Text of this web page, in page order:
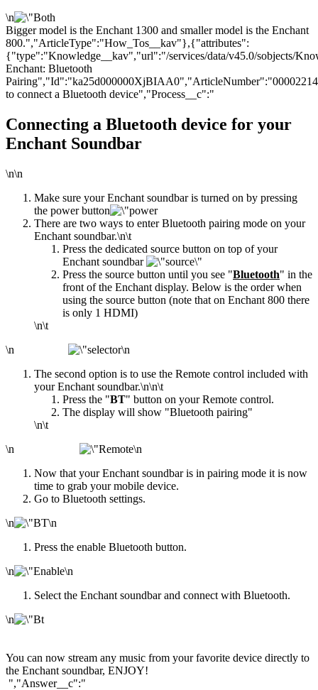
\n
Bigger model is the Enchant 1300 and smaller model is the Enchant
800.","ArticleType":"How_Tos__kav"},{"attributes":
{"type":"Knowledge__kav","url":"/services/data/v45.0/sobjects/
Enchant: Bluetooth
to connect a Bluetooth device","Process__c":"
Connecting a Bluetooth device for your
Enchant Soundbar
\n\n
Make sure your Enchant soundbar is turned on by pressing
the power button
There are two ways to enter Bluetooth pairing mode on your
Enchant soundbar.\n\t
Press the dedicated source button on top of your
Enchant soundbar
Press the source button until you see "Bluetooth" in the
front of the Enchant display. Below is the order when
using the source button (note that on Enchant 800 there
is only 1 HDMI)
\n\t
\n
\n
The second option is to use the Remote control included with
your Enchant soundbar.\n\n\t
Press the "BT" button on your Remote control.
The display will show "Bluetooth pairing"
\n\t
\n
\n
Now that your Enchant soundbar is in pairing mode it is now
time to grab your mobile device.
Go to Bluetooth settings.
\n
\n
Press the enable Bluetooth button.
\n
\n
Select the Enchant soundbar and connect with Bluetooth.
\n
You can now stream any music from your favorite device directly to
the Enchant soundbar, ENJOY!
","Answer__c":"